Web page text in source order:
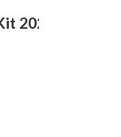
2020